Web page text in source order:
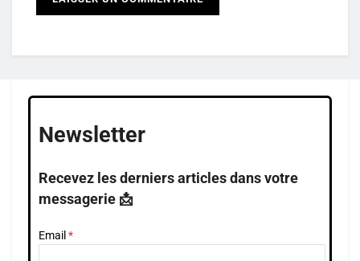
Newsletter
Recevez les derniers articles dans votre
messagerie 📩
Email